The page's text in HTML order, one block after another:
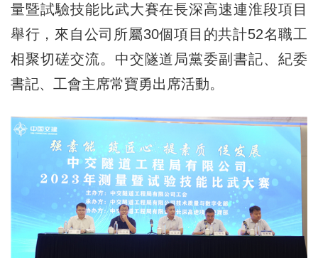
量暨試驗技能比武大賽在長深高速連淮段項目
舉行，來自公司所屬30個項目的共計52名職工
相聚切磋交流。中交隧道局黨委副書記、紀委
書記、工會主席常寶勇出席活動。